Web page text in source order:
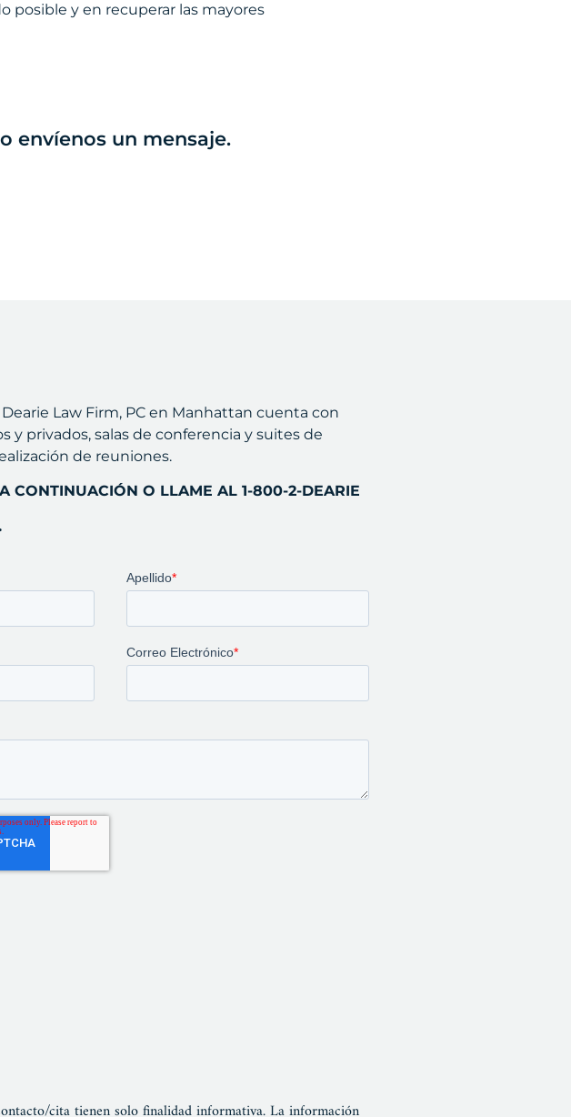
posible y en recuperar las mayores
envíenos un mensaje.
Law Firm, PC en Manhattan cuenta con
y privados, salas de conferencia y suites de
de reuniones.
CONTINUACIÓN O LLAME AL 1-800-2-DEARIE
cita tienen solo finalidad informativa. La información